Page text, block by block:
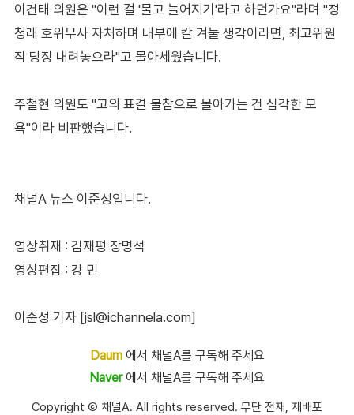
이건태 의원은 "이런 걸 '물고 늘어지기'라고 하던가요"라며 "정
청래 호위무사 자처하며 내부에 칼 겨눌 생각이라면, 최고위원
직 당장 내려놓으라"고 몰아세웠습니다.
주철현 의원도 "고의 표결 불참으로 몰아가는 건 심각한 모
욕"이라 비판했습니다.
채널A 뉴스 이준성입니다.
영상취재 : 김재평 장명석
영상편집 : 강 민
이준성 기자 [jsl@ichannela.com]
Daum에서 채널A를 구독해 주세요
Naver에서 채널A를 구독해 주세요
Copyright Ⓒ 채널A. All rights reserved. 무단 전재, 재배포